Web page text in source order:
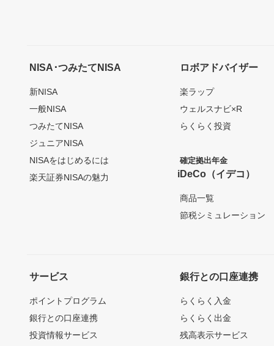
NISA･つみたてNISA
新NISA
一般NISA
つみたてNISA
ジュニアNISA
NISAをはじめるには
楽天証券NISAの魅力
ロボアドバイザー
楽ラップ
ウェルスナビ×R
らくらく投資
確定拠出年金
iDeCo（イデコ）
商品一覧
節税シミュレーション
サービス
ポイントプログラム
銀行との口座連携
投資情報サービス
銀行との口座連携
らくらく入金
らくらく出金
残高表示サービス